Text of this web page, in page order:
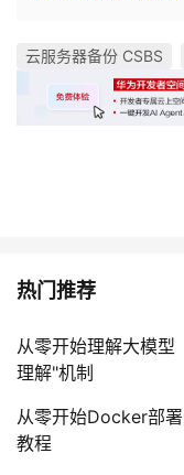
云服务器备份 CSBS
热门推荐
从零开始理解大模
理解"机制
从零开始Docker部
教程